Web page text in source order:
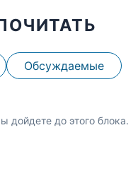
Обсуждаемые
дойдете до этого блока.